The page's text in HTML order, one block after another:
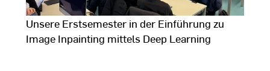
Unsere Erstsemester in der Einführung zu
Image Inpainting mittels Deep Learning